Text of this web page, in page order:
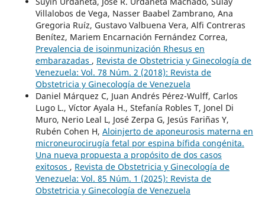
Villalobos de Vega, Nasser Baabel Zambrano, Ana
Gregoria Ruíz, Gustavo Valbuena Vera, Alfi Contreras
Benítez, Mariem Encarnación Fernández Correa,
Prevalencia de isoinmunización Rhesus en
embarazadas , Revista de Obstetricia y Ginecología de
Venezuela: Vol. 78 Núm. 2 (2018): Revista de
Obstetricia y Ginecología de Venezuela
Daniel Márquez C, Juan Andrés Pérez-Wulff, Carlos
Lugo L., Víctor Ayala H., Stefanía Robles T, Jonel Di
Muro, Nerio Leal L, José Zerpa G, Jesús Fariñas Y,
Rubén Cohen H, Aloinjerto de aponeurosis materna en
microneurocirugía fetal por espina bífida congénita.
Una nueva propuesta a propósito de dos casos
exitosos , Revista de Obstetricia y Ginecología de
Venezuela: Vol. 85 Núm. 1 (2025): Revista de
Obstetricia y Ginecología de Venezuela